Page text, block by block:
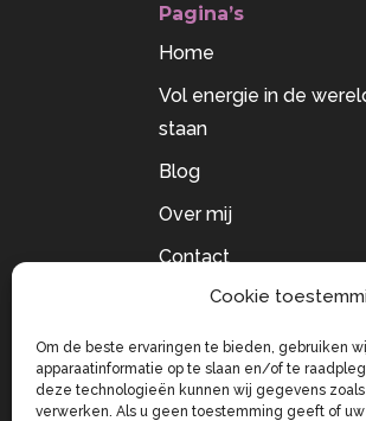
Cookie
Om de beste ervaringen te bieden, gebruiken
apparaatinformatie op te slaan en/of te
deze technologieën kunnen wij gegevens
verwerken. Als u geen toestemming geeft of
Pagina’s
Home
Vol energie in de
staan
Blog
Over mij
Contact
Socials